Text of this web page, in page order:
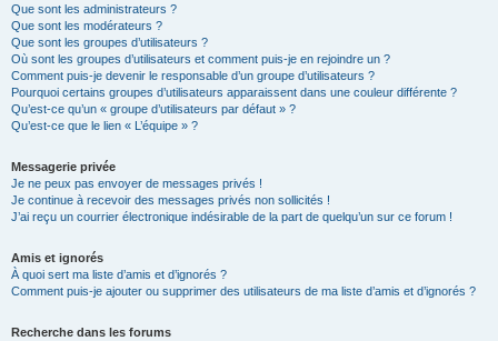
Que sont les administrateurs ?
Que sont les modérateurs ?
Que sont les groupes d’utilisateurs ?
Où sont les groupes d’utilisateurs et comment puis-je en rejoindre un ?
Comment puis-je devenir le responsable d’un groupe d’utilisateurs ?
Pourquoi certains groupes d’utilisateurs apparaissent dans une couleur différente ?
Qu’est-ce qu’un « groupe d’utilisateurs par défaut » ?
Qu’est-ce que le lien « L’équipe » ?
Messagerie privée
Je ne peux pas envoyer de messages privés !
Je continue à recevoir des messages privés non sollicités !
J’ai reçu un courrier électronique indésirable de la part de quelqu’un sur ce forum !
Amis et ignorés
À quoi sert ma liste d’amis et d’ignorés ?
Comment puis-je ajouter ou supprimer des utilisateurs de ma liste d’amis et d’ignorés ?
Recherche dans les forums